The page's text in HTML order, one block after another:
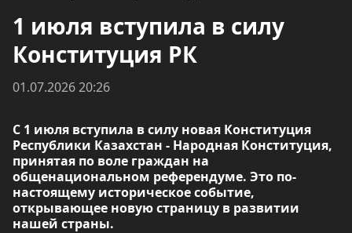
1 июля вступила в силу
Конституция РК
01.07.2026 20:26
С 1 июля вступила в силу новая Конституция
Республики Казахстан - Народная Конституция,
принятая по воле граждан на
общенациональном референдуме. Это по-
настоящему историческое событие,
открывающее новую страницу в развитии
нашей страны.